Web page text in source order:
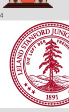
4